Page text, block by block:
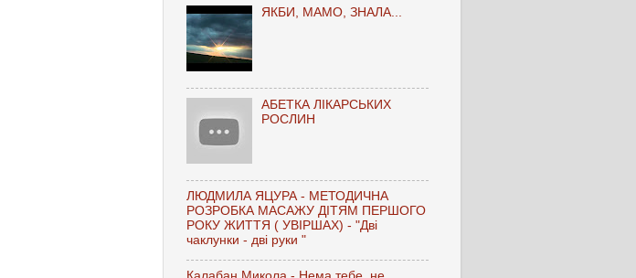
ЯКБИ, МАМО, ЗНАЛА...
АБЕТКА ЛІКАРСЬКИХ
РОСЛИН
ЛЮДМИЛА ЯЦУРА - МЕТОДИЧНА
РОЗРОБКА МАСАЖУ ДІТЯМ ПЕРШОГО
РОКУ ЖИТТЯ ( УВІРШАХ) - "Дві
чаклунки - дві руки "